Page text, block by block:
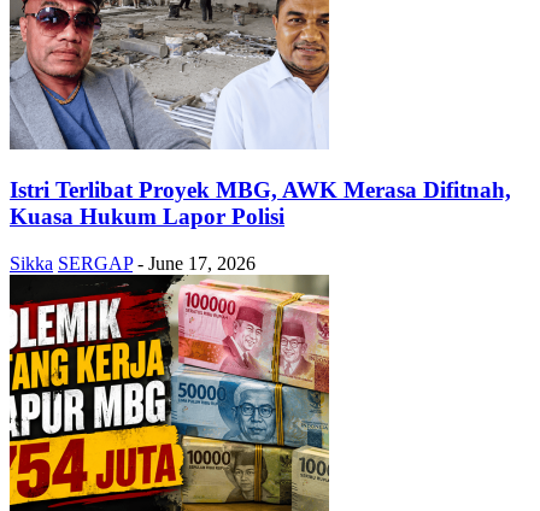
Istri Terlibat Proyek MBG, AWK Merasa Difitnah,
Kuasa Hukum Lapor Polisi
Sikka SERGAP - June 17, 2026